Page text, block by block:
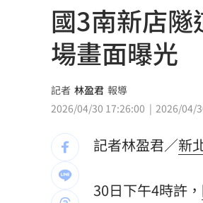
王凱生前暴瘦！經
見放火翻垃圾找相
中國藉颱風交管台
白海豚甩雨彈！週
獨／姜厚任新歡
56歲男星突宣布
國3南新店
場畫面曝光
記者 林盈君 報導
2026/04/30 17:26:00
2026/04/
記者林盈君／新
30日下午4時許，